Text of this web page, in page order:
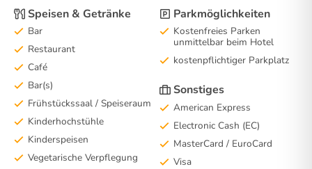
Speisen & Getränke
Bar
Restaurant
Café
Bar(s)
Frühstückssaal / Speiseraum
Kinderhochstühle
Kinderspeisen
Vegetarische Verpflegung
Parkmöglichkeiten
Kostenfreies Parken
unmittelbar beim Hotel
kostenpflichtiger Parkplatz
Sonstiges
American Express
Electronic Cash (EC)
MasterCard / EuroCard
Visa